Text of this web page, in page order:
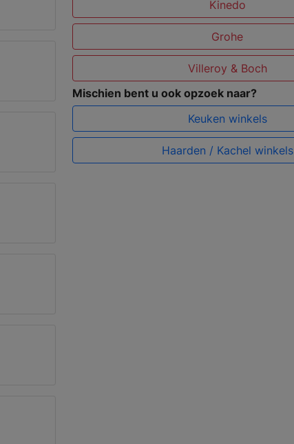
Kinedo
Grohe
Villeroy & Boch
Mischien bent u ook opzoek naar?
Keuken winkels
Haarden / Kachel winkels